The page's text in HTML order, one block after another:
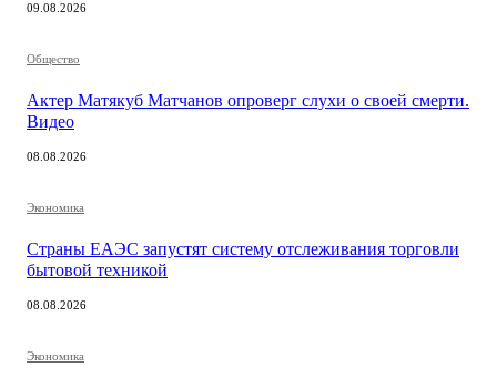
09.08.2026
Общество
Актер Матякуб Матчанов опроверг слухи о своей смерти.
Видео
08.08.2026
Экономика
Страны ЕАЭС запустят систему отслеживания торговли
бытовой техникой
08.08.2026
Экономика